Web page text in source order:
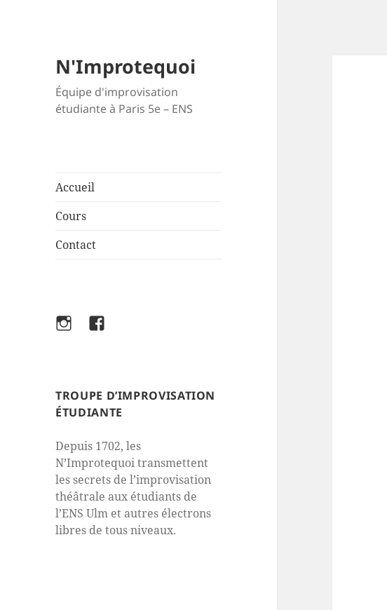
N'Improtequoi
Équipe d'improvisation
étudiante à Paris 5e – ENS
Accueil
Cours
Contact
InstagramFacebook
TROUPE D’IMPROVISATION
ÉTUDIANTE
Depuis 1702, les
N’Improtequoi transmettent
les secrets de l’improvisation
théâtrale aux étudiants de
l’ENS Ulm et autres électrons
libres de tous niveaux.